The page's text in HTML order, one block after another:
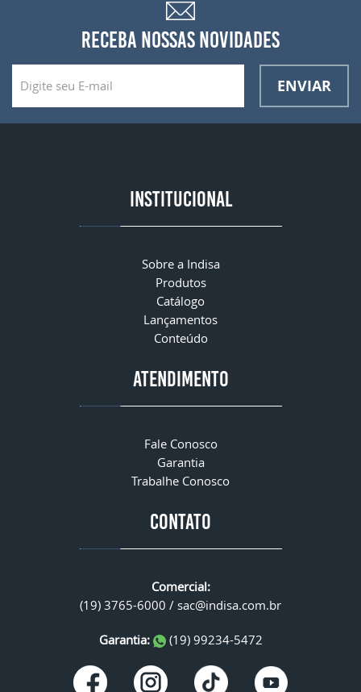
RECEBA NOSSAS NOVIDADES
ENVIAR
INSTITUCIONAL
Sobre a Indisa
Produtos
Catálogo
Lançamentos
Conteúdo
ATENDIMENTO
Fale Conosco
Garantia
Trabalhe Conosco
CONTATO
Comercial:
(19) 3765-6000 / sac@indisa.com.br
Garantia: (19) 99234-5472